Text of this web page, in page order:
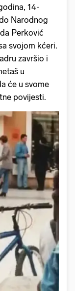
14-
Narodnog
Perković
svojom kćeri.
završio i
u
će u svome
povijesti.